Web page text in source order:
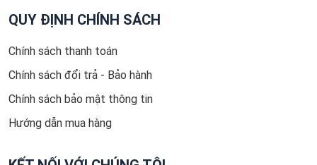
QUY ĐỊNH CHÍNH SÁCH
Chính sách thanh toán
Chính sách đổi trả - Bảo hành
Chính sách bảo mật thông tin
Hướng dẫn mua hàng